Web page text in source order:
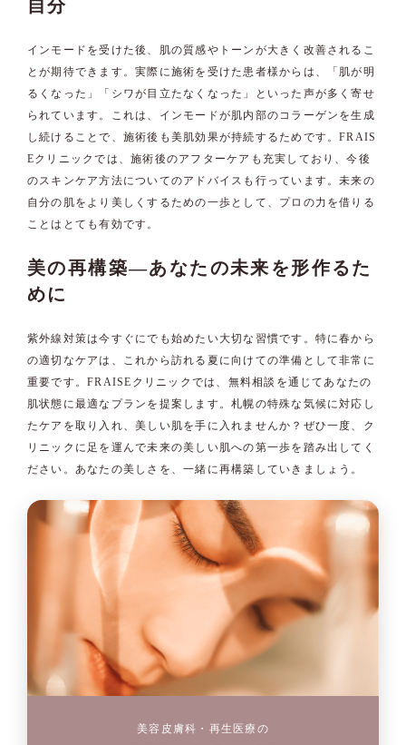
自分
インモードを受けた後、肌の質感やトーンが大きく改善されるこ
とが期待できます。実際に施術を受けた患者様からは、「肌が明
るくなった」「シワが目立たなくなった」といった声が多く寄せ
られています。これは、インモードが肌内部のコラーゲンを生成
し続けることで、施術後も美肌効果が持続するためです。FRAIS
Eクリニックでは、施術後のアフターケアも充実しており、今後
のスキンケア方法についてのアドバイスも行っています。未来の
自分の肌をより美しくするための一歩として、プロの力を借りる
ことはとても有効です。
美の再構築—あなたの未来を形作るた
めに
紫外線対策は今すぐにでも始めたい大切な習慣です。特に春から
の適切なケアは、これから訪れる夏に向けての準備として非常に
重要です。FRAISEクリニックでは、無料相談を通じてあなたの
肌状態に最適なプランを提案します。札幌の特殊な気候に対応し
たケアを取り入れ、美しい肌を手に入れませんか？ぜひ一度、ク
リニックに足を運んで未来の美しい肌への第一歩を踏み出してく
ださい。あなたの美しさを、一緒に再構築していきましょう。
美容皮膚科・再生医療の